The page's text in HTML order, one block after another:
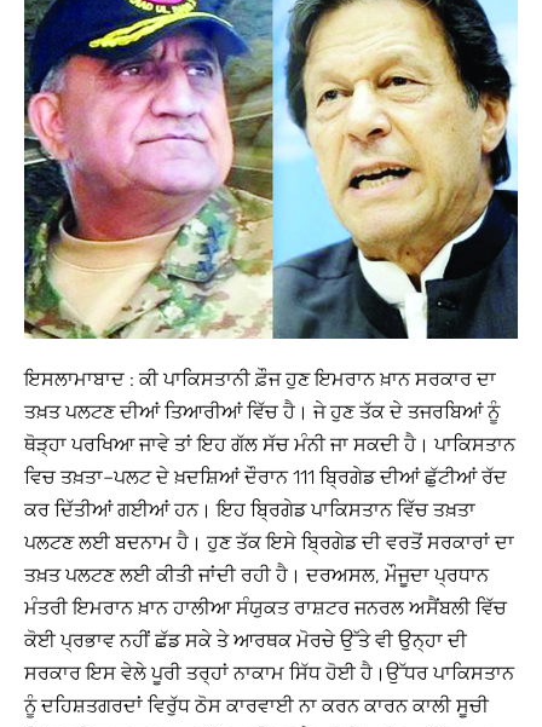
ਇਸਲਾਮਾਬਾਦ : ਕੀ ਪਾਕਿਸਤਾਨੀ ਫ਼ੌਜ ਹੁਣ ਇਮਰਾਨ ਖ਼ਾਨ ਸਰਕਾਰ ਦਾ
ਤਖ਼ਤ ਪਲਟਣ ਦੀਆਂ ਤਿਆਰੀਆਂ ਵਿੱਚ ਹੈ। ਜੇ ਹੁਣ ਤੱਕ ਦੇ ਤਜਰਬਿਆਂ ਨੂੰ
ਥੋੜ੍ਹਾ ਪਰਖਿਆ ਜਾਵੇ ਤਾਂ ਇਹ ਗੱਲ ਸੱਚ ਮੰਨੀ ਜਾ ਸਕਦੀ ਹੈ। ਪਾਕਿਸਤਾਨ
ਵਿਚ ਤਖ਼ਤਾ–ਪਲਟ ਦੇ ਖ਼ਦਸ਼ਿਆਂ ਦੌਰਾਨ 111 ਬ੍ਰਿਗੇਡ ਦੀਆਂ ਛੁੱਟੀਆਂ ਰੱਦ
ਕਰ ਦਿੱਤੀਆਂ ਗਈਆਂ ਹਨ। ਇਹ ਬ੍ਰਿਗੇਡ ਪਾਕਿਸਤਾਨ ਵਿੱਚ ਤਖ਼ਤਾ
ਪਲਟਣ ਲਈ ਬਦਨਾਮ ਹੈ। ਹੁਣ ਤੱਕ ਇਸੇ ਬ੍ਰਿਗੇਡ ਦੀ ਵਰਤੋਂ ਸਰਕਾਰਾਂ ਦਾ
ਤਖ਼ਤ ਪਲਟਣ ਲਈ ਕੀਤੀ ਜਾਂਦੀ ਰਹੀ ਹੈ। ਦਰਅਸਲ, ਮੌਜੂਦਾ ਪ੍ਰਧਾਨ
ਮੰਤਰੀ ਇਮਰਾਨ ਖ਼ਾਨ ਹਾਲੀਆ ਸੰਯੁਕਤ ਰਾਸ਼ਟਰ ਜਨਰਲ ਅਸੈਂਬਲੀ ਵਿੱਚ
ਕੋਈ ਪ੍ਰਭਾਵ ਨਹੀਂ ਛੱਡ ਸਕੇ ਤੇ ਆਰਥਕ ਮੋਰਚੇ ਉੱਤੇ ਵੀ ਉਨ੍ਹਾ ਦੀ
ਸਰਕਾਰ ਇਸ ਵੇਲੇ ਪੂਰੀ ਤਰ੍ਹਾਂ ਨਾਕਾਮ ਸਿੱਧ ਹੋਈ ਹੈ।ਉੱਧਰ ਪਾਕਿਸਤਾਨ
ਨੂੰ ਦਹਿਸ਼ਤਗਰਦਾਂ ਵਿਰੁੱਧ ਠੋਸ ਕਾਰਵਾਈ ਨਾ ਕਰਨ ਕਾਰਨ ਕਾਲੀ ਸੂਚੀ